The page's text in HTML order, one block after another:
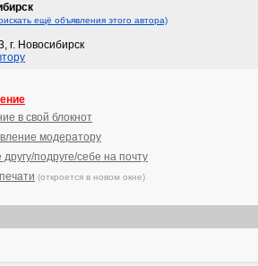
ещё объявления этого автора)
г. Новосибирск
в свой блокнот
модератору
подруге/себе на почту
(откроется в новом окне)